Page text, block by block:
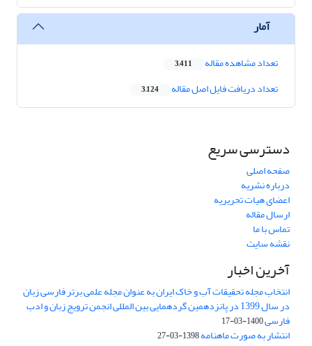
آمار
تعداد مشاهده مقاله 3,411
تعداد دریافت فایل اصل مقاله 3,124
دسترسی سریع
صفحه اصلی
درباره نشریه
اعضای هیات تحریریه
ارسال مقاله
تماس با ما
نقشه سایت
آخرین اخبار
انتخاب مجله تحقیقات آب و خاک ایران به عنوان مجله علمی برتر فارسی زبان
در سال 1399 در پانزدهمین گردهمایی بین المللی انجمن ترویج زبان و ادب
فارسی1400-03-17
انتشار به صورت ماهنامه1398-03-27